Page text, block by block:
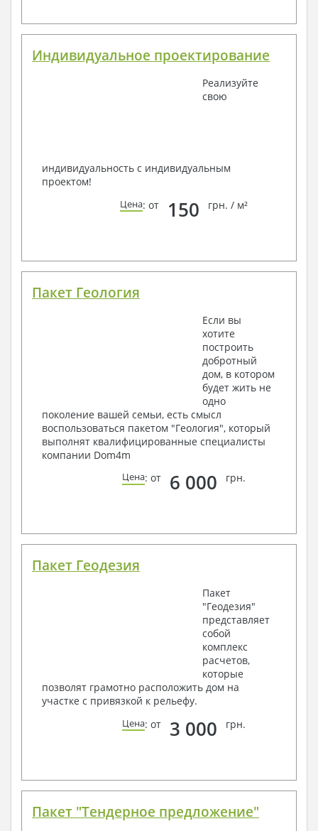
Индивидуальное проектирование
Реализуйте
свою
индивидуальность с индивидуальным
проектом!
Цена: от 150 грн. / м²
Пакет Геология
Если вы
хотите
построить
добротный
дом, в котором
будет жить не
одно
поколение вашей семьи, есть смысл
воспользоваться пакетом "Геология", который
выполнят квалифицированные специалисты
компании Dom4m
Цена: от 6 000 грн.
Пакет Геодезия
Пакет
"Геодезия"
представляет
собой
комплекс
расчетов,
которые
позволят грамотно расположить дом на
участке с привязкой к рельефу.
Цена: от 3 000 грн.
Пакет "Тендерное предложение"